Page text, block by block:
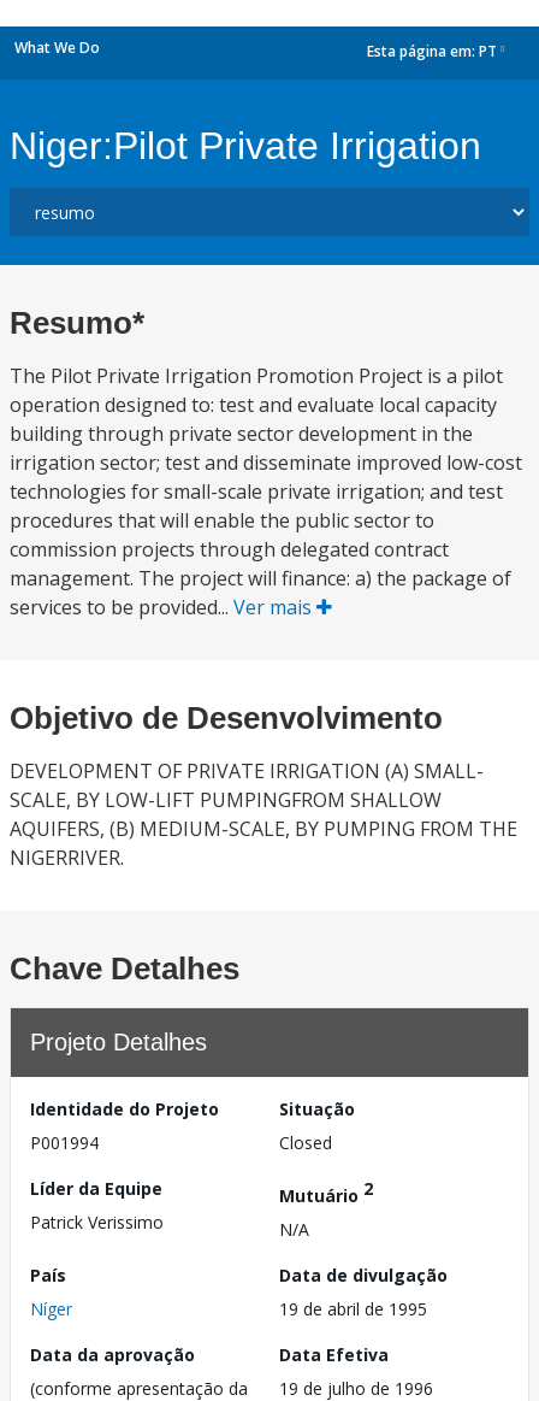
What We Do Esta página em: PT
Niger:Pilot Private Irrigation
Resumo*
The Pilot Private Irrigation Promotion Project is a pilot
operation designed to: test and evaluate local capacity
building through private sector development in the
irrigation sector; test and disseminate improved low-cost
technologies for small-scale private irrigation; and test
procedures that will enable the public sector to
commission projects through delegated contract
management. The project will finance: a) the package of
services to be provided... Ver mais
Objetivo de Desenvolvimento
DEVELOPMENT OF PRIVATE IRRIGATION (A) SMALL-
SCALE, BY LOW-LIFT PUMPINGFROM SHALLOW
AQUIFERS, (B) MEDIUM-SCALE, BY PUMPING FROM THE
NIGERRIVER.
Chave Detalhes
Projeto Detalhes
Identidade do Projeto
P001994
Situação
Closed
Líder da Equipe
Patrick Verissimo
Mutuário 2
N/A
País
Níger
Data de divulgação
19 de abril de 1995
Data da aprovação
(conforme apresentação da
Data Efetiva
19 de julho de 1996